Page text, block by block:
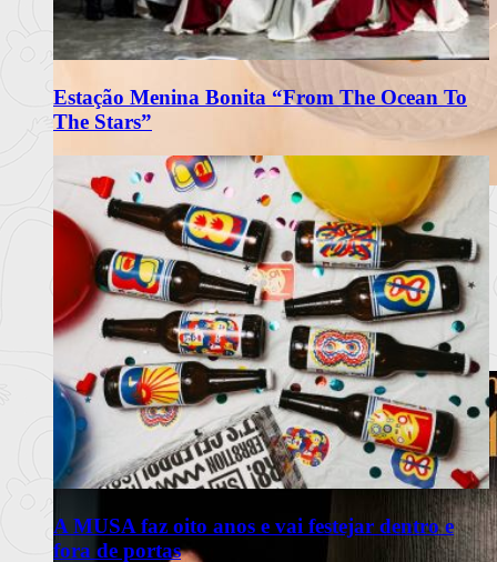
Estação Menina Bonita “From The Ocean To
The Stars”
A MUSA faz oito anos e vai festejar dentro e
fora de portas
Matriarca Renova Carta de Verão
com Frescura e Sabores Portugueses
O restaurante Matriarca, no Porto, apresenta a sua nova carta
de verão 2
Ler mais+